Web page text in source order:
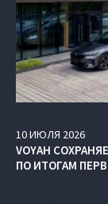
10ИЮЛЯ 2026
VOYAH
ПО ИТОГАМ